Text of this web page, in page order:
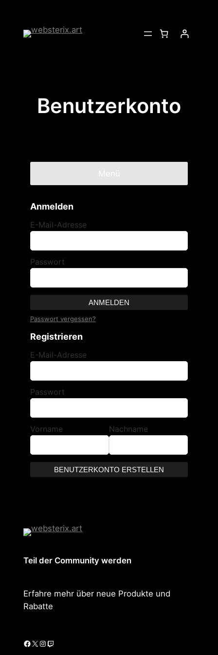
Benutzerkonto
Menü
Anmelden
E-Mail-Adresse
Passwort
ANMELDEN
Passwort vergessen?
Registrieren
E-Mail-Adresse
Passwort
Vorname Nachname
BENUTZERKONTO ERSTELLEN
Teil der Community werden
Erfahre mehr über neue Produkte und
Rabatte